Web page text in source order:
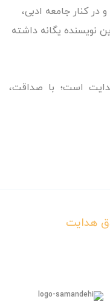
کنار جامعه ادبی،
نویسنده یگانه داشته
است؛ با صداقت،
هدایت